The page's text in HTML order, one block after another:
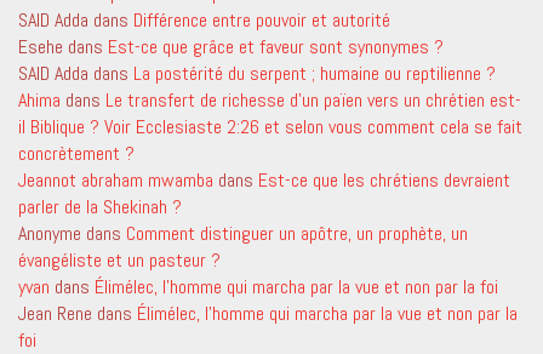
SAID Adda dans Différence entre pouvoir et autorité
Esehe dans Est-ce que grâce et faveur sont synonymes ?
SAID Adda dans La postérité du serpent ; humaine ou reptilienne ?
Ahima dans Le transfert de richesse d’un païen vers un chrétien est-
il Biblique ? Voir Ecclesiaste 2:26 et selon vous comment cela se fait
concrètement ?
Jeannot abraham mwamba dans Est-ce que les chrétiens devraient
parler de la Shekinah ?
Anonyme dans Comment distinguer un apôtre, un prophète, un
évangéliste et un pasteur ?
yvan dans Élimélec, l’homme qui marcha par la vue et non par la foi
Jean Rene dans Élimélec, l’homme qui marcha par la vue et non par la
foi